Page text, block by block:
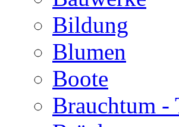
Bildung
Blumen
Boote
Brauchtum -